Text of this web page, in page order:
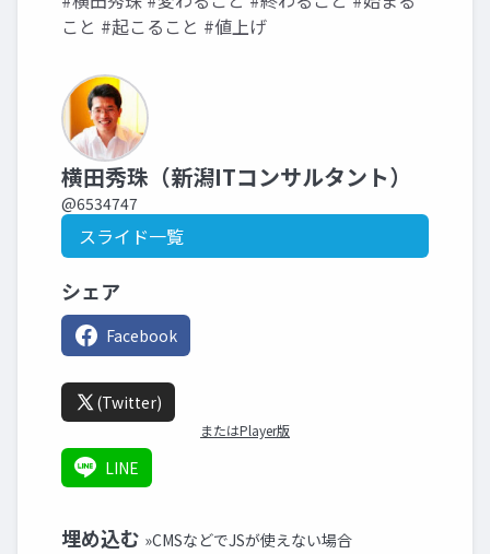
こと #起こること #値上げ
横田秀珠（新潟ITコンサルタント）
@6534747
スライド一覧
シェア
Facebook
(Twitter)
またはPlayer版
LINE
埋め込む »CMSなどでJSが使えない場合